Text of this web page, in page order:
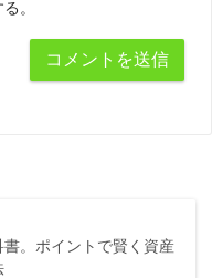
。
。ポイントで賢く資産